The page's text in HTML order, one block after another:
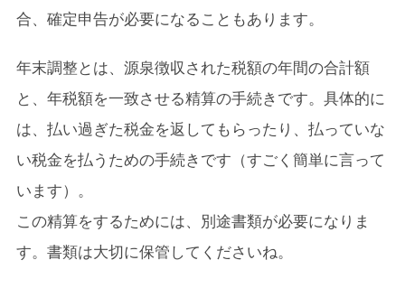
合、確定申告が必要になることもあります。
年末調整とは、源泉徴収された税額の年間の合計額
と、年税額を一致させる精算の手続きです。具体的に
は、払い過ぎた税金を返してもらったり、払っていな
い税金を払うための手続きです（すごく簡単に言って
います）。
この精算をするためには、別途書類が必要になりま
す。書類は大切に保管してくださいね。